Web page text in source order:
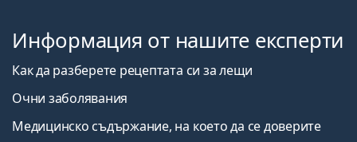
Информация от нашите експерти
Как да разберете рецептата си за лещи
Очни заболявания
Медицинско съдържание, на което да се доверите